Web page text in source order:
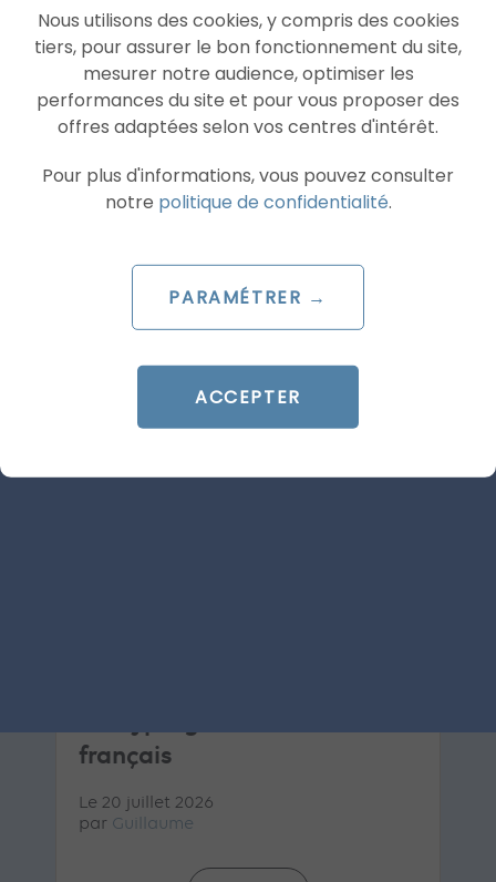
N’hésitez pas àcontacterl’un de nos
consultants Ad’s up pour tout complément
d’information sur notreagence Google Ads
certifiée ou pour vous accompagner dans votre
Articles similaires
GOOGLE ADS
français
Le 20 juillet 2026
par Guillaume
Nous utilisons des cookies, y compris des cookies
tiers, pour assurer le bon fonctionnement du site,
mesurer notre audience, optimiser les
performances du site et pour vous proposer des
offres adaptées selon vos centres d'intérêt.
Pour plus d'informations, vous pouvez consulter
notre politique de confidentialité.
PARAMÉTRER →
ACCEPTER